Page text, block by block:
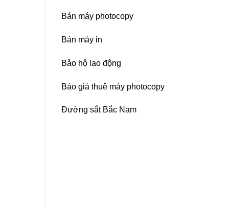
Bán máy photocopy
Bán máy in
Bảo hộ lao động
Báo giá thuê máy photocopy
Đường sắt Bắc Nam